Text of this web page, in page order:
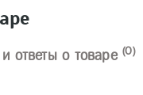
ответы о товаре(0)